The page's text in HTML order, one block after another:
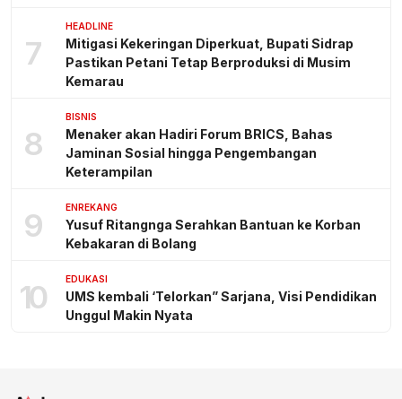
7
HEADLINE
Mitigasi Kekeringan Diperkuat, Bupati Sidrap
Pastikan Petani Tetap Berproduksi di Musim
Kemarau
8
BISNIS
Menaker akan Hadiri Forum BRICS, Bahas
Jaminan Sosial hingga Pengembangan
Keterampilan
9 ENREKANG
Yusuf Ritangnga Serahkan Bantuan ke Korban
Kebakaran di Bolang
10 EDUKASI
UMS kembali ‘Telorkan” Sarjana, Visi Pendidikan
Unggul Makin Nyata